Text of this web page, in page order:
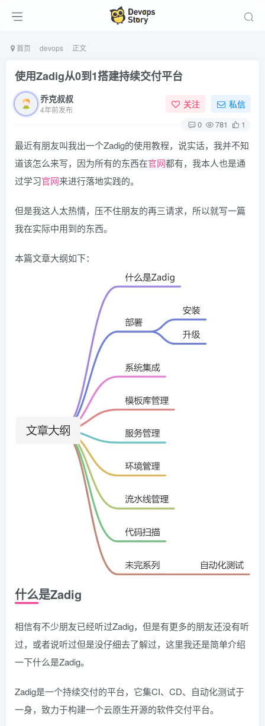
首页 devops 正文
使用Zadig从0到1搭建持续交付平台
乔克叔叔
4年前发布 关注 私信
0 781 1
最近有朋友叫我出一个Zadig的使用教程，说实话，我并不知
道该怎么来写，因为所有的东西在官网都有，我本人也是通
过学习官网来进行落地实践的。
但是我这人太热情，压不住朋友的再三请求，所以就写一篇
我在实际中用到的东西。
本篇文章大纲如下：
什么是Zadig
相信有不少朋友已经听过Zadig，但是有更多的朋友还没有听
过，或者说听过但是没仔细去了解过，这里我还是简单介绍
一下什么是Zadig。
Zadig是一个持续交付的平台，它集CI、CD、自动化测试于
一身，致力于构建一个云原生开源的软件交付平台。